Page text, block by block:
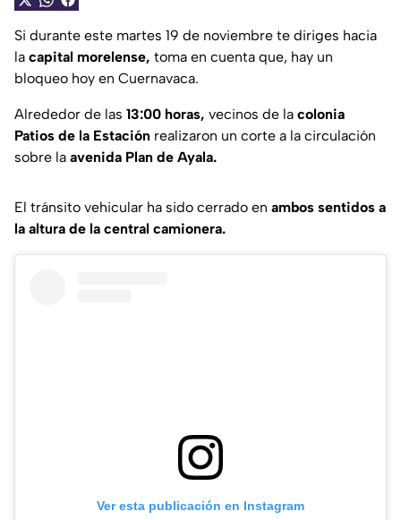
Si durante este martes 19 de noviembre te diriges hacia
la capital morelense, toma en cuenta que, hay un
bloqueo hoy en Cuernavaca.
Alrededor de las 13:00 horas, vecinos de la colonia
Patios de la Estación realizaron un corte a la circulación
sobre la avenida Plan de Ayala.
El tránsito vehicular ha sido cerrado en ambos sentidos a
la altura de la central camionera.
Ver esta publicación en Instagram